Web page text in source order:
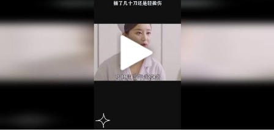
小沈阳加盟《披荆斩棘》
新疆生产建设兵团生态环境局原局长被查
朱一龙的鼻子怎么了
上海暴雨已致多处积水
上海地铁4条线路全线停运
Play
00:00